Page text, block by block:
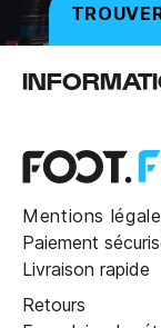
Mentions
Paiement
Livraison rapide
Retours